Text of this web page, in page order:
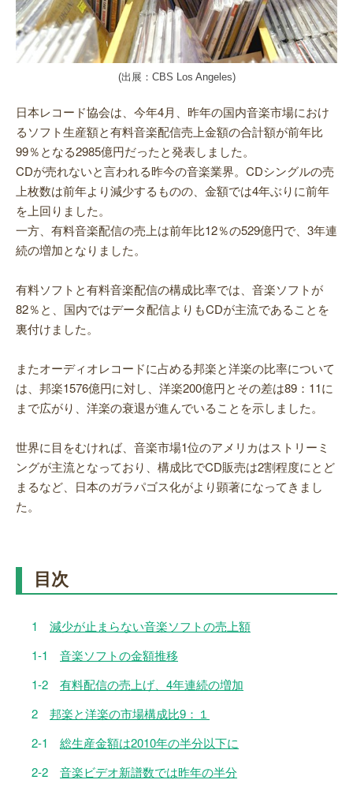
(出展：CBS Los Angeles)
日本レコード協会は、今年4月、昨年の国内音楽市場におけ
るソフト生産額と有料音楽配信売上金額の合計額が前年比
99％となる2985億円だったと発表しました。
CDが売れないと言われる昨今の音楽業界。CDシングルの売
上枚数は前年より減少するものの、金額では4年ぶりに前年
を上回りました。
一方、有料音楽配信の売上は前年比12％の529億円で、3年連
続の増加となりました。
有料ソフトと有料音楽配信の構成比率では、音楽ソフトが
82％と、国内ではデータ配信よりもCDが主流であることを
裏付けました。
またオーディオレコードに占める邦楽と洋楽の比率について
は、邦楽1576億円に対し、洋楽200億円とその差は89：11に
まで広がり、洋楽の衰退が進んでいることを示しました。
世界に目をむければ、音楽市場1位のアメリカはストリーミ
ングが主流となっており、構成比でCD販売は2割程度にとど
まるなど、日本のガラパゴス化がより顕著になってきまし
た。
目次
1 減少が止まらない音楽ソフトの売上額
1-1 音楽ソフトの金額推移
1-2 有料配信の売上げ、4年連続の増加
2 邦楽と洋楽の市場構成比9：１
2-1 総生産金額は2010年の半分以下に
2-2 音楽ビデオ新譜数では昨年の半分